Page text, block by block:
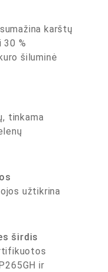
karštų
%
šiluminė
tinkama
užtikrina
širdis
ir